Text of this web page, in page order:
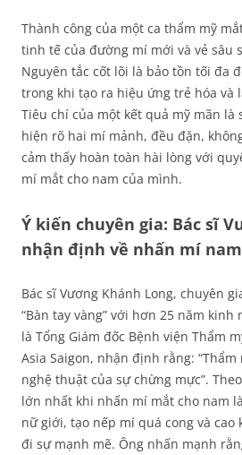
Thành công của một ca thẩm mỹ
tinh tế của đường mí mới và vẻ sâu
Nguyên tắc cốt lõi là bảo tồn tối đa
trong khi tạo ra hiệu ứng trẻ hóa và
Tiêu chí của một kết quả mỹ mãn là
hiện rõ hai mí mảnh, đều đặn,
cảm thấy hoàn toàn hài lòng với
mí mắt cho nam của mình.
Ý kiến chuyên gia: Bác sĩ
nhận định về nhấn mí
Bác sĩ Vương Khánh Long, chuyên
“Bàn tay vàng” với hơn 25 năm
là Tổng Giám đốc Bệnh viện Thẩm
Asia Saigon, nhận định rằng:
nghệ thuật của sự chừng mực”.
lớn nhất khi nhấn mí mắt cho nam
nữ giới, tạo nếp mí quá cong và
đi sự mạnh mẽ. Ông nhấn mạnh